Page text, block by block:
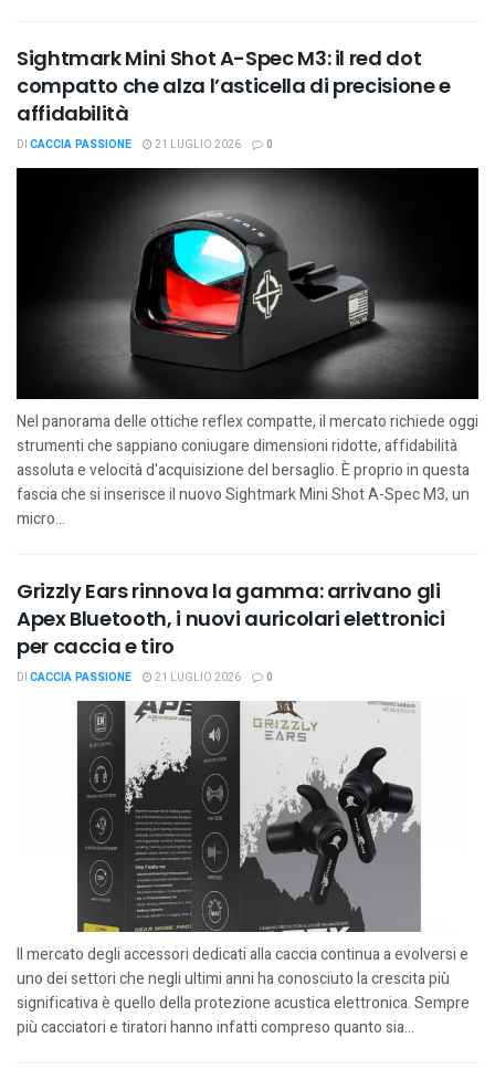
Sightmark Mini Shot A-Spec M3: il red dot
compatto che alza l’asticella di precisione e
affidabilità
DI CACCIA PASSIONE 21 LUGLIO 2026 0
Nel panorama delle ottiche reflex compatte, il mercato richiede oggi
strumenti che sappiano coniugare dimensioni ridotte, affidabilità
assoluta e velocità d'acquisizione del bersaglio. È proprio in questa
fascia che si inserisce il nuovo Sightmark Mini Shot A-Spec M3, un
micro...
Grizzly Ears rinnova la gamma: arrivano gli
Apex Bluetooth, i nuovi auricolari elettronici
per caccia e tiro
DI CACCIA PASSIONE 21 LUGLIO 2026 0
Il mercato degli accessori dedicati alla caccia continua a evolversi e
uno dei settori che negli ultimi anni ha conosciuto la crescita più
significativa è quello della protezione acustica elettronica. Sempre
più cacciatori e tiratori hanno infatti compreso quanto sia...